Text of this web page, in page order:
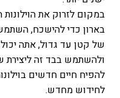
במקום לזרוק את
בארון כדי להישכח,
של קטן עד גדול, אתה
ולהשתמש בבד זה ליצירת
להפיח חיים חדשים
לחידוש מחדש.